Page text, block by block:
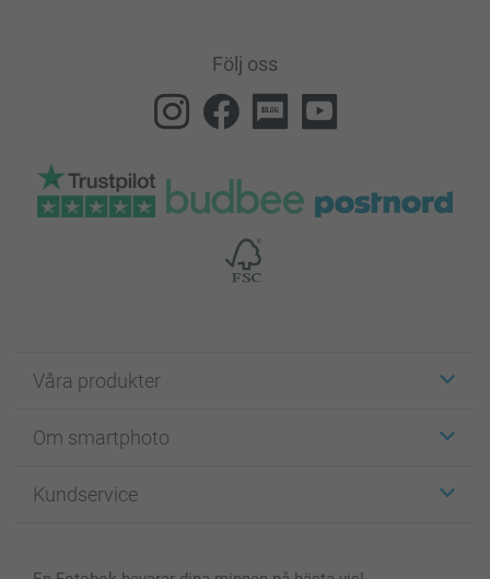
Följ oss
Våra produkter
Fotokort
Fotoböcker
Om smartphoto
För affiliates
Kundservice